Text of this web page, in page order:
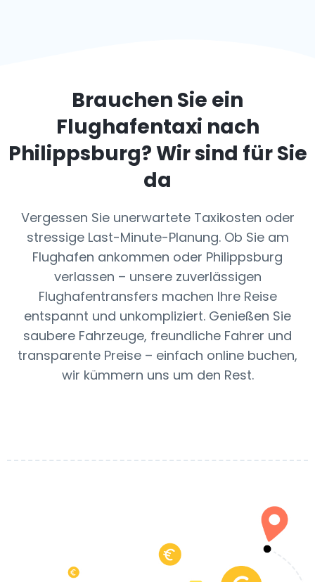
Brauchen Sie ein
Flughafentaxi nach
Philippsburg? Wir sind für Sie
da
Vergessen Sie unerwartete Taxikosten oder
stressige Last-Minute-Planung. Ob Sie am
Flughafen ankommen oder Philippsburg
verlassen – unsere zuverlässigen
Flughafentransfers machen Ihre Reise
entspannt und unkompliziert. Genießen Sie
saubere Fahrzeuge, freundliche Fahrer und
transparente Preise – einfach online buchen,
wir kümmern uns um den Rest.